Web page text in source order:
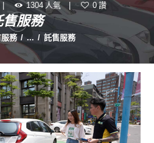
1304 人氣 0 讚
售服務
務 ... 託售服務
消息
項目
找車
我們
我們